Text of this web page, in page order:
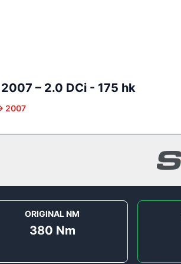
– 2.0 DCi - 175 hk
2007
ORIGINAL NM
380 Nm